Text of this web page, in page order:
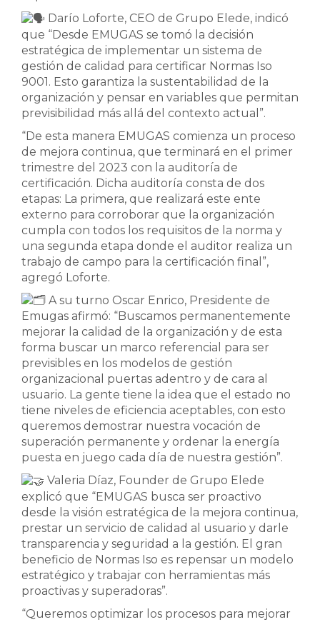
Darío Loforte, CEO de Grupo Elede, indicó
que “Desde EMUGAS se tomó la decisión
estratégica de implementar un sistema de
gestión de calidad para certificar Normas Iso
9001. Esto garantiza la sustentabilidad de la
organización y pensar en variables que permitan
previsibilidad más allá del contexto actual”.
“De esta manera EMUGAS comienza un proceso
de mejora continua, que terminará en el primer
trimestre del 2023 con la auditoría de
certificación. Dicha auditoría consta de dos
etapas: La primera, que realizará este ente
externo para corroborar que la organización
cumpla con todos los requisitos de la norma y
una segunda etapa donde el auditor realiza un
trabajo de campo para la certificación final”,
agregó Loforte.
A su turno Oscar Enrico, Presidente de
Emugas afirmó: “Buscamos permanentemente
mejorar la calidad de la organización y de esta
forma buscar un marco referencial para ser
previsibles en los modelos de gestión
organizacional puertas adentro y de cara al
usuario. La gente tiene la idea que el estado no
tiene niveles de eficiencia aceptables, con esto
queremos demostrar nuestra vocación de
superación permanente y ordenar la energía
puesta en juego cada día de nuestra gestión”.
Valeria Díaz, Founder de Grupo Elede
explicó que “EMUGAS busca ser proactivo
desde la visión estratégica de la mejora continua,
prestar un servicio de calidad al usuario y darle
transparencia y seguridad a la gestión. El gran
beneficio de Normas Iso es repensar un modelo
estratégico y trabajar con herramientas más
proactivas y superadoras”.
“Queremos optimizar los procesos para mejorar